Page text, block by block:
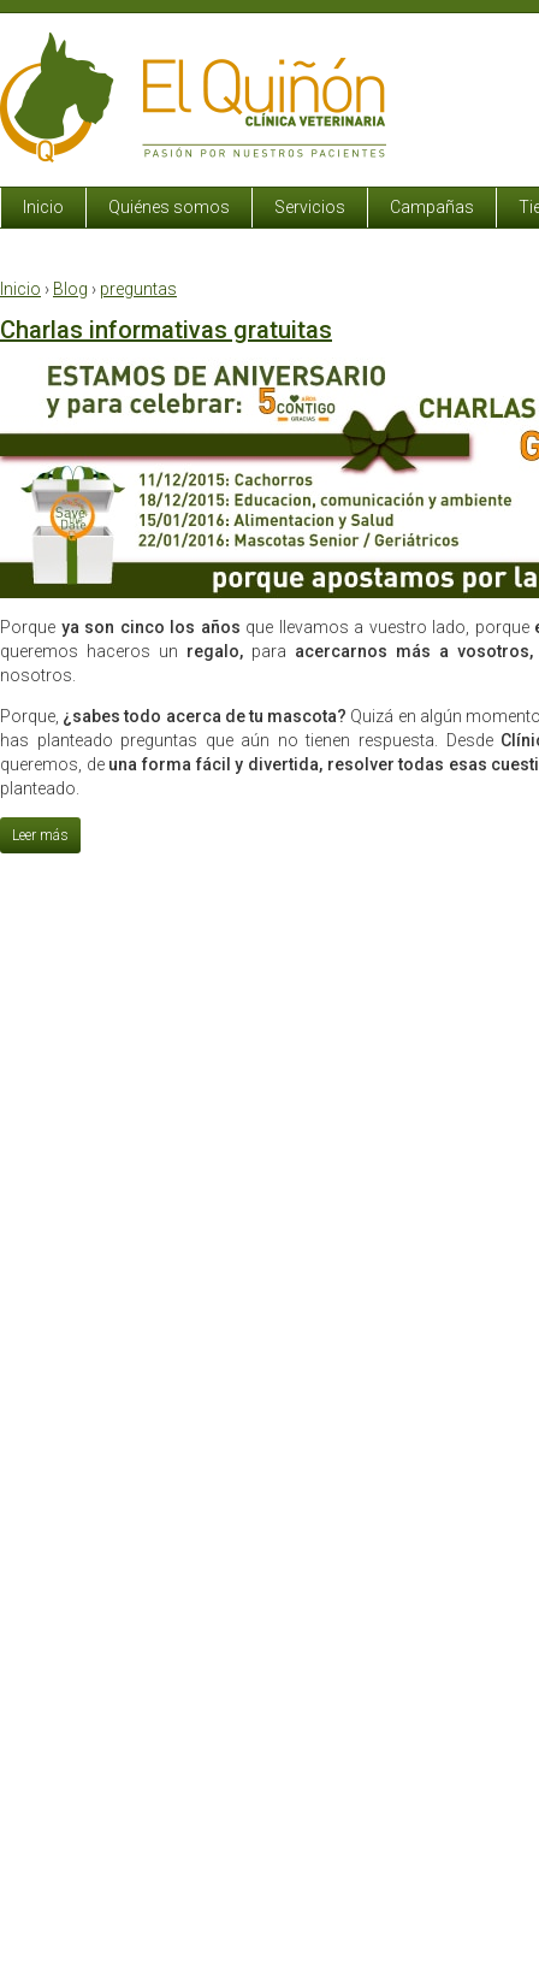
Inicio Quiénes somos Servicios Campañas
Inicio › Blog › preguntas
Charlas informativas gratuitas
Porque ya son cinco los años que llevamos a vuestro lado, porque
queremos haceros un regalo, para acercarnos más a vosotros,
nosotros.
Porque, ¿sabes todo acerca de tu mascota? Quizá en algún
has planteado preguntas que aún no tienen respuesta. Desde
queremos, de una forma fácil y divertida, resolver todas esas
planteado.